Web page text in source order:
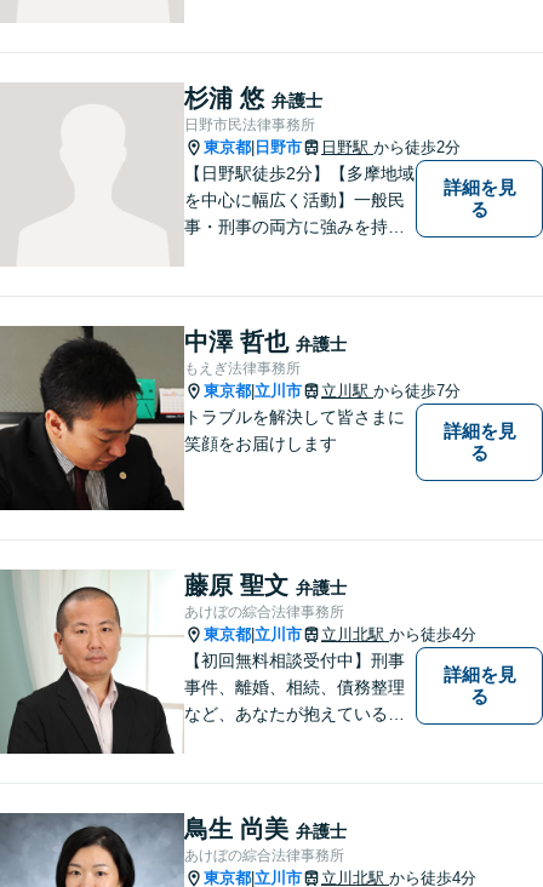
とつの問題に真剣に向き合
い、最善の解決を目指しま
す。
杉浦 悠 弁護士
日野市民法律事務所
東京都 日野市 日野駅 から徒歩2分
【日野駅徒歩2分】【多摩地域
を中心に幅広く活動】一般民
事・刑事の両方に強みを持つ
です。まずはお気軽にご相談
ください。【子連れ相談OK】
詳細を見
る
中澤 哲也 弁護士
もえぎ法律事務所
東京都 立川市 立川駅 から徒歩7分
トラブルを解決して皆さまに
笑顔をお届けします
詳細を見
る
藤原 聖文 弁護士
あけぼの綜合法律事務所
東京都 立川市 立川北駅 から徒歩4分
【初回無料相談受付中】刑事
事件、離婚、相続、債務整理
など、あなたが抱えている問
詳細を見
る
鳥生 尚美 弁護士
あけぼの綜合法律事務所
東京都 立川市 立川北駅 から徒歩4分